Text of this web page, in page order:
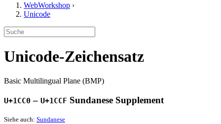
WebWorkshop ›
Unicode
Unicode-Zeichensatz
Basic Multilingual Plane (BMP)
U+1CC0 – U+1CCF Sundanese Supplement
Siehe auch: Sundanese